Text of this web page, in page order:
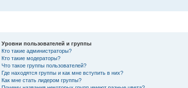
Уровни пользователей и группы
Кто такие администраторы?
Кто такие модераторы?
Что такое группы пользователей?
Где находятся группы и как мне вступить в них?
Как мне стать лидером группы?